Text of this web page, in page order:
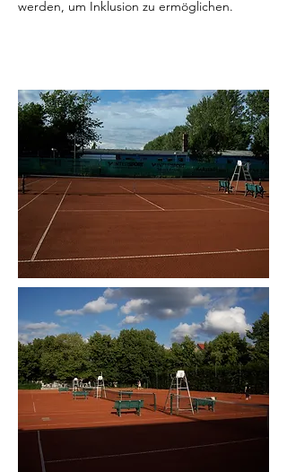
werden, um Inklusion zu ermöglichen.